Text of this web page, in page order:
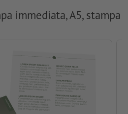
immediata, A5, stampa